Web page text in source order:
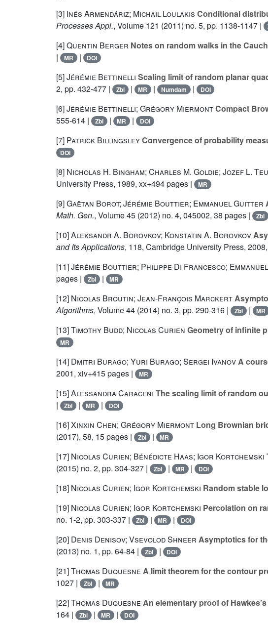
[3] Inés Armendáriz; Michail Loulakis Conditional
Processes Appl., Volume 121 (2011) no. 5, pp. 1138-1147 |
[4]Quentin Berger Notes on random walks in the
| MR | DOI
[5]Jérémie Bettinelli Scaling limit of random planar
2, pp. 432-477 |
Zbl | MR | Numdam | DOI
[6]Jérémie Bettinelli; Grégory MiermontCompact
555-614 |
Zbl | MR | DOI
[7] Patrick BillingsleyConvergence of probability
DOI
[8] Nicholas H. Bingham; Charles M. Goldie; Jozef L.
University Press, 1989, xx+494 pages |
MR
[9]Gaëtan Borot; Jérémie Bouttier; Emmanuel Guitter
Math. Gen., Volume 45 (2012) no. 4, 045002, 38 pages | Zbl
[10]Aleksandr A. Borovkov; Konstatin A. Borovkov
and Its Applications, 118, Cambridge University Press,
[11]Jérémie Bouttier; Philippe Di Francesco;
pages |
Zbl | MR
[12] Nicolas Broutin; Jean-François Marckert
Algorithms, Volume 44 (2014) no. 3, pp. 290-316 | Zbl | MR
[13]Timothy Budd; Nicolas Curien Geometry of infinite
MR
[14] Dmitri Burago; Yuri Burago; Sergei IvanovA
2001, xiv+415 pages |
MR
[15]Alessandra Caraceni The scaling limit of random
|
Zbl | MR | DOI
[16]Xinxin Chen; Grégory Miermont Long Brownian
(2017), 58, 15 pages |
Zbl | MR
[17] Nicolas Curien; Bénédicte Haas; Igor Kortchemski
(2015) no. 2, pp. 304-327 |
Zbl | MR | DOI
[18] Nicolas Curien; Igor Kortchemski Random stable
[19] Nicolas Curien; Igor Kortchemski Percolation on
no. 1-2, pp. 303-337 |
Zbl | MR | DOI
[20] Denis Denisov; Vsevolod Shneer Asymptotics for
(2013) no. 1, pp. 64-84 |
Zbl | DOI
[21]Thomas Duquesne A limit theorem for the contour
1027 |
Zbl | MR
[22]Thomas Duquesne An elementary proof of
164 |
Zbl | MR | DOI